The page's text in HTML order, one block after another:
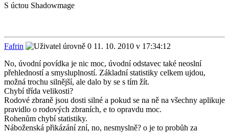
S úctou Shadowmage
Fafrin
11. 10. 2010 v 17:34:12
No, úvodní povídka je nic moc, úvodní odstavec také neoslní
přehledností a smysluplností. Základní statistiky celkem ujdou,
možná trochu silnější, ale dalo by se s tím žít.
Chybí třída velikosti?
Rodové zbraně jsou dosti silné a pokud se na ně na všechny aplikuje
pravidlo o rodových zbraních, e to opravdu moc.
Rohenům chybí statistiky.
Náboženská přikázání zní, no, nesmyslně? o je to probůh za